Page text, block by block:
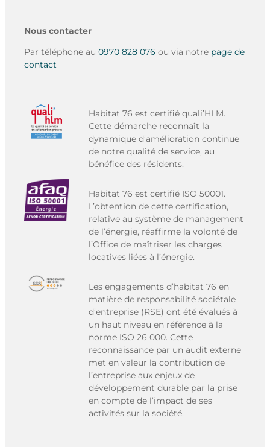
Nous contacter
Par téléphone au 0970 828 076 ou via notre page de
contact
Habitat 76 est certifié quali’HLM.
Cette démarche reconnaît la
dynamique d’amélioration continue
de notre qualité de service, au
bénéfice des résidents.
Habitat 76 est certifié ISO 50001.
L’obtention de cette certification,
relative au système de management
de l’énergie, réaffirme la volonté de
l’Office de maîtriser les charges
locatives liées à l’énergie.
Les engagements d’habitat 76 en
matière de responsabilité sociétale
d’entreprise (RSE) ont été évalués à
un haut niveau en référence à la
norme ISO 26 000. Cette
reconnaissance par un audit externe
met en valeur la contribution de
l’entreprise aux enjeux de
développement durable par la prise
en compte de l’impact de ses
activités sur la société.